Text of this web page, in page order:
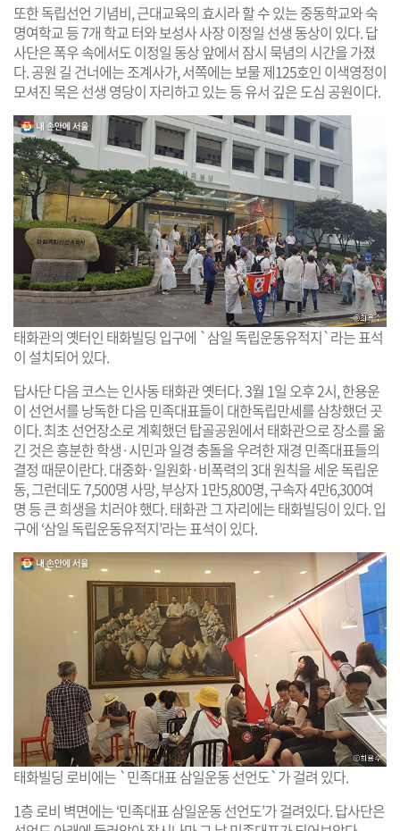
또한 독립선언 기념비, 근대교육의 효시라 할 수 있는 중동학교와 숙
명여학교 등 7개 학교 터와 보성사 사장 이정일 선생 동상이 있다. 답
사단은 폭우 속에서도 이정일 동상 앞에서 잠시 묵념의 시간을 가졌
다. 공원 길 건너에는 조계사가, 서쪽에는 보물 제125호인 이색영정이
모셔진 목은 선생 영당이 자리하고 있는 등 유서 깊은 도심 공원이다.
태화관의 옛터인 태화빌딩 입구에 `삼일 독립운동유적지`라는 표석
이 설치되어 있다.
답사단 다음 코스는 인사동 태화관 옛터다. 3월 1일 오후 2시, 한용운
이 선언서를 낭독한 다음 민족대표들이 대한독립만세를 삼창했던 곳
이다. 최초 선언장소로 계획했던 탑골공원에서 태화관으로 장소를 옮
긴 것은 흥분한 학생·시민과 일경 충돌을 우려한 재경 민족대표들의
결정 때문이란다. 대중화·일원화·비폭력의 3대 원칙을 세운 독립운
동, 그런데도 7,500명 사망, 부상자 1만5,800명, 구속자 4만6,300여
명 등 큰 희생을 치러야 했다. 태화관 그 자리에는 태화빌딩이 있다. 입
구에 ‘삼일 독립운동유적지’라는 표석이 있다.
태화빌딩 로비에는 `민족대표 삼일운동 선언도`가 걸려 있다.
1층 로비 벽면에는 ‘민족대표 삼일운동 선언도’가 걸려있다. 답사단은